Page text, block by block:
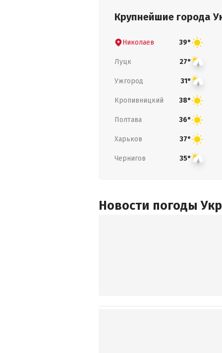
Крупнейшие города
Николаев 39°
Луцк 27°
Ужгород 31°
Кропивницкий 38°
Полтава 36°
Харьков 37°
Чернигов 35°
Новости погоды